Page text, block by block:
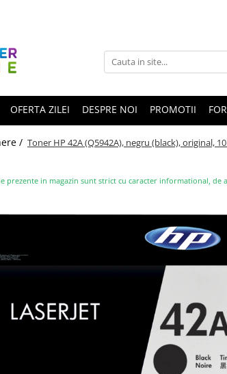
OFERTA ZILEI DESPRE NOI PROMOTII
/ Toner HP 42A (Q5942A), negru (black), original,
prezente in magazin sunt strict cu caracter informational, de